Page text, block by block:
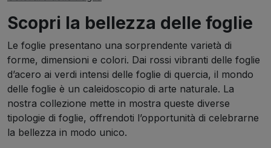
Scopri la bellezza delle foglie
Le foglie presentano una sorprendente varietà di
forme, dimensioni e colori. Dai rossi vibranti delle foglie
d’acero ai verdi intensi delle foglie di quercia, il mondo
delle foglie è un caleidoscopio di arte naturale. La
nostra collezione mette in mostra queste diverse
tipologie di foglie, offrendoti l’opportunità di celebrarne
la bellezza in modo unico.